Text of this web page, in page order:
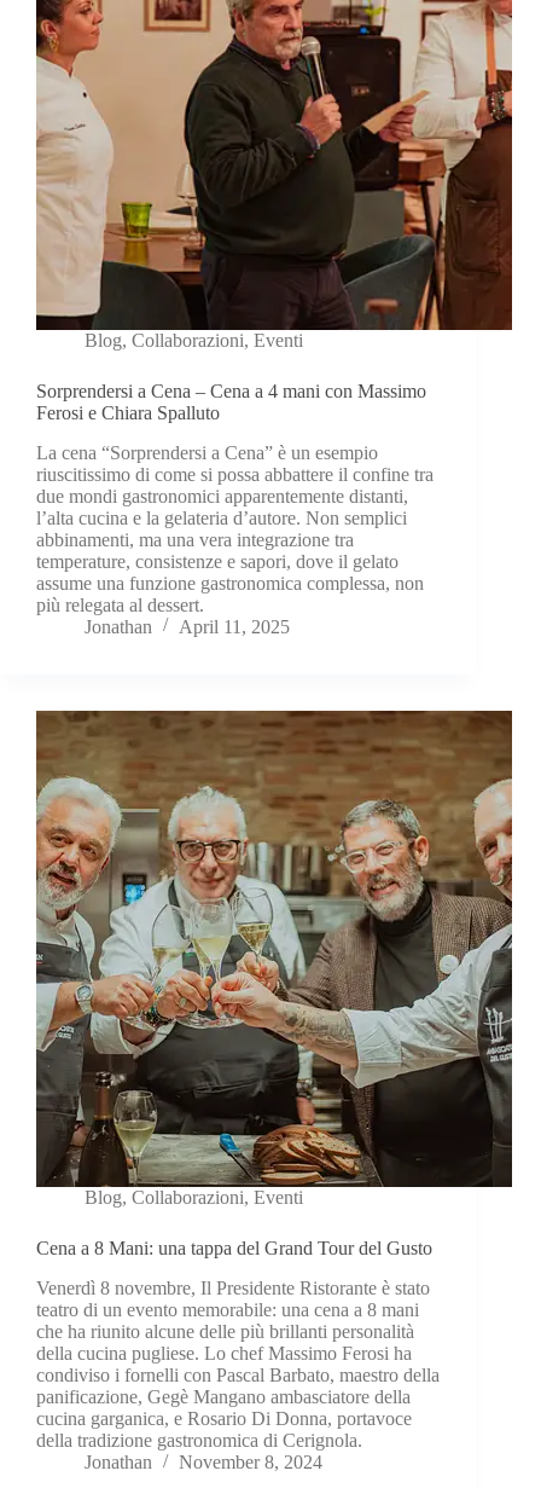
Blog, Collaborazioni, Eventi
Sorprendersi a Cena – Cena a 4 mani con Massimo
Ferosi e Chiara Spalluto
La cena “Sorprendersi a Cena” è un esempio
riuscitissimo di come si possa abbattere il confine tra
due mondi gastronomici apparentemente distanti,
l’alta cucina e la gelateria d’autore. Non semplici
abbinamenti, ma una vera integrazione tra
temperature, consistenze e sapori, dove il gelato
assume una funzione gastronomica complessa, non
più relegata al dessert.
Jonathan
April 11, 2025
Blog, Collaborazioni, Eventi
Cena a 8 Mani: una tappa del Grand Tour del Gusto
Venerdì 8 novembre, Il Presidente Ristorante è stato
teatro di un evento memorabile: una cena a 8 mani
che ha riunito alcune delle più brillanti personalità
della cucina pugliese. Lo chef Massimo Ferosi ha
condiviso i fornelli con Pascal Barbato, maestro della
panificazione, Gegè Mangano ambasciatore della
cucina garganica, e Rosario Di Donna, portavoce
della tradizione gastronomica di Cerignola.
Jonathan
November 8, 2024